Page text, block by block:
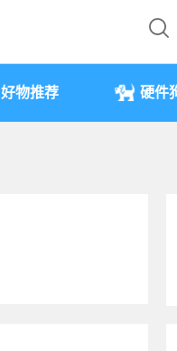
好物推荐 硬件